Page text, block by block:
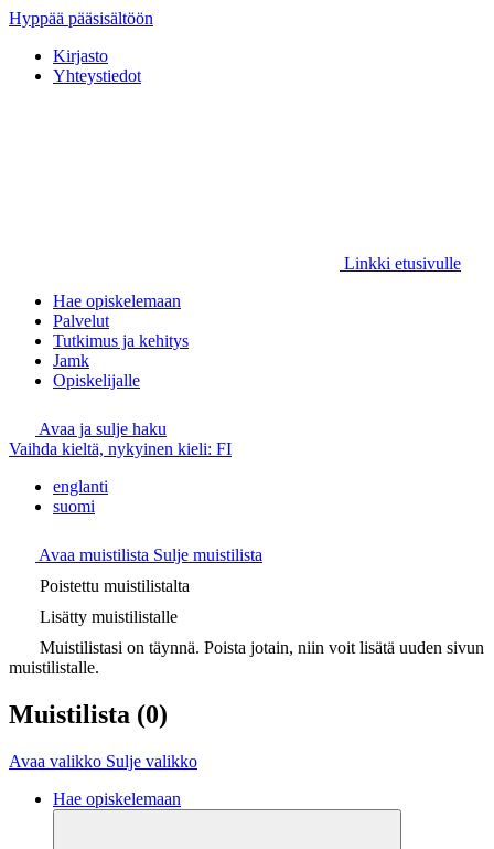
Hyppää pääsisältöön
Kirjasto
Yhteystiedot
Linkki etusivulle
Hae opiskelemaan
Palvelut
Tutkimus ja kehitys
Jamk
Opiskelijalle
Avaa ja sulje haku
Vaihda kieltä, nykyinen kieli: FI
englanti
suomi
Avaa muistilista Sulje muistilista
Poistettu muistilistalta
Lisätty muistilistalle
Muistilistasi on täynnä. Poista jotain, niin voit lisätä uuden sivun
muistilistalle.
Muistilista (0)
Avaa valikko Sulje valikko
Hae opiskelemaan